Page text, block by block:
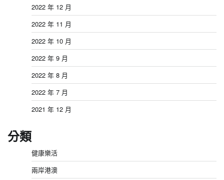
2022 年 12 月
2022 年 11 月
2022 年 10 月
2022 年 9 月
2022 年 8 月
2022 年 7 月
2021 年 12 月
分類
健康樂活
兩岸港澳